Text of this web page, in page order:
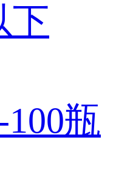
下
100瓶